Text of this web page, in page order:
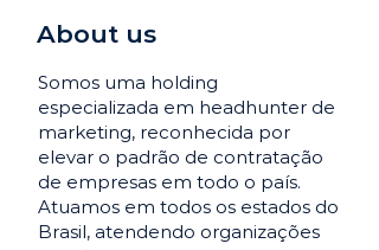
About us
Somos uma holding
especializada em headhunter de
marketing, reconhecida por
elevar o padrão de contratação
de empresas em todo o país.
Atuamos em todos os estados do
Brasil, atendendo organizações